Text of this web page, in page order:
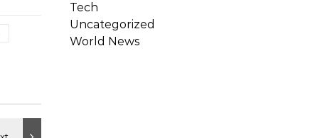
Tech
Uncategorized
World News